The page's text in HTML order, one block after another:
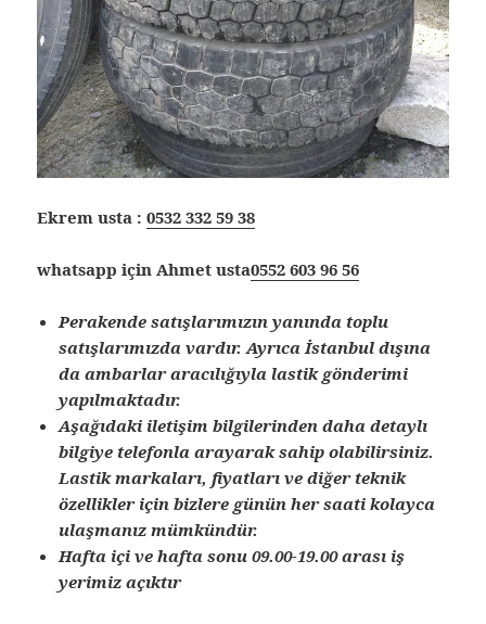
Ekrem usta :0532 332 59 38
whatsapp için Ahmet usta0552 603 96 56
Perakende satışlarımızın yanında toplu
satışlarımızda vardır. Ayrıca İstanbul dışına
da ambarlar aracılığıyla lastik gönderimi
yapılmaktadır.
Aşağıdaki iletişim bilgilerinden daha detaylı
bilgiye telefonla arayarak sahip olabilirsiniz.
Lastik markaları, fiyatları ve diğer teknik
özellikler için bizlere günün her saati kolayca
ulaşmanız mümkündür.
Hafta içi ve hafta sonu 09.00-19.00 arası iş
yerimiz açıktır